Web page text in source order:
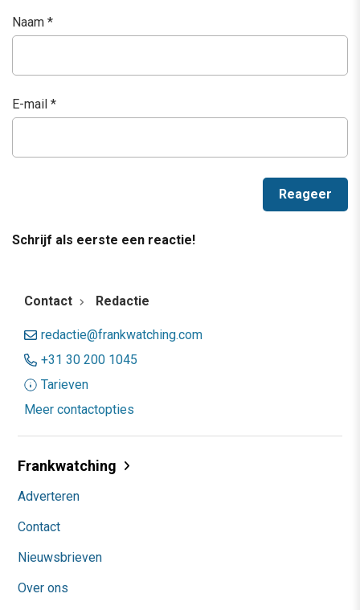
Naam *
E-mail *
Schrijf als eerste een reactie!
Contact Redactie
redactie@frankwatching.com
+31 30 200 1045
Tarieven
Meer contactopties
Frankwatching
Adverteren
Contact
Nieuwsbrieven
Over ons